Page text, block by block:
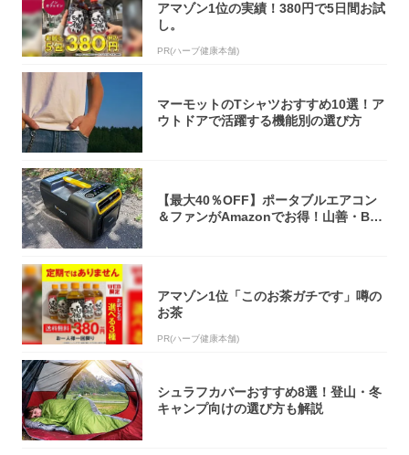
アマゾン1位の実績！380円で5日間お試
し。
PR(ハーブ健康本舗)
マーモットのTシャツおすすめ10選！ア
ウトドアで活躍する機能別の選び方
【最大40％OFF】ポータブルエアコン
＆ファンがAmazonでお得！山善・Bo
アマゾン1位「このお茶ガチです」噂の
お茶
PR(ハーブ健康本舗)
シュラフカバーおすすめ8選！登山・冬
キャンプ向けの選び方も解説